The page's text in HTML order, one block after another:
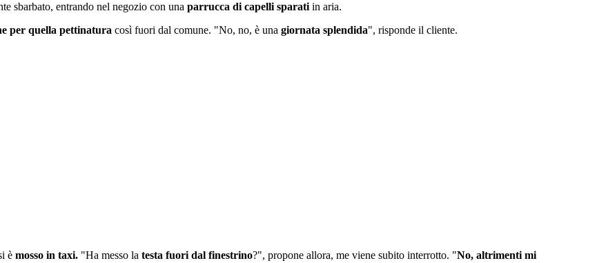
sbarbato, entrando nel negozio con una parrucca di capelli sparati in aria.
per quella pettinatura così fuori dal comune. "No, no, è una giornata splendida", risponde il cliente.
è mosso in taxi. "Ha messo la testa fuori dal finestrino?", propone allora, me viene subito interrotto. "No, altrimenti mi